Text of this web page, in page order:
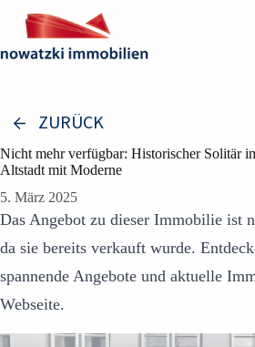
Inhalt
springen
ZURÜCK
Nicht mehr verfügbar: Historischer Solitär
Altstadt mit Moderne
5. März 2025
Das Angebot zu dieser Immobilie ist
da sie bereits verkauft wurde.
spannende Angebote und aktuelle
Webseite.